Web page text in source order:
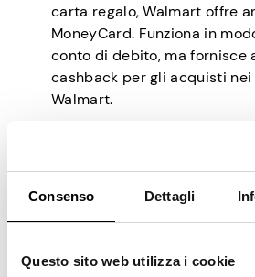
Consenso Dettagli
Questo sito web utilizza i cookie
carta regalo, Walmart offre
MoneyCard. Funziona in
conto di debito, ma fornisce
cashback per gli acquisti nei
Walmart.
Come
regalo
gratuite